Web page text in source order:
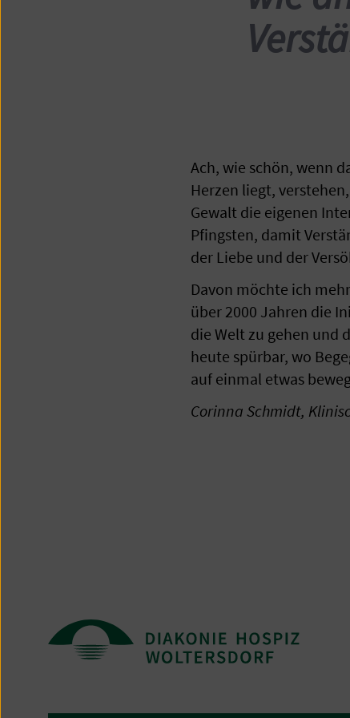
Ach, wie schön, wenn
Herzen liegt,
Gewalt die eigenen
Pfingsten, damit
der Liebe und der
Davon möchte ich
über 2000 Jahren die
die Welt zu gehen und
heute spürbar, wo
auf einmal etwas
Corinna Schmidt,